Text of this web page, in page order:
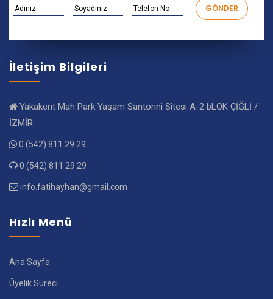
İletişim Bilgileri
Yakakent Mah Park Yaşam Santorini Sitesi A-2 bLOK ÇİĞLİ /
İZMİR
0 (542) 811 29 29
0 (542) 811 29 29
info.fatihayhan@gmail.com
Hızlı Menü
Ana Sayfa
Üyelik Süreci